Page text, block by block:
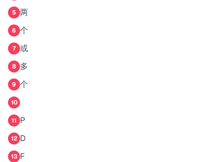
5 两
6 个
7 或
8 多
9 个
10
11 P
12 D
13 F